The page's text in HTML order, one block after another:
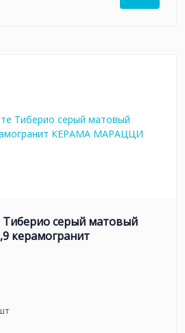
Тиберио серый матовый
керамогранит